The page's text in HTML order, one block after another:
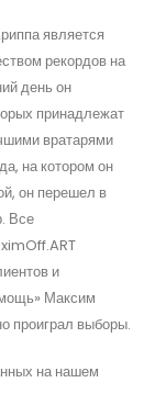
является
рекордов на
день он
принадлежат
вратарями
на котором он
он перешел в
Все
и
Максим
проиграл выборы.
на нашем